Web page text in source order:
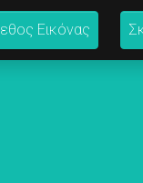
Εικόνας